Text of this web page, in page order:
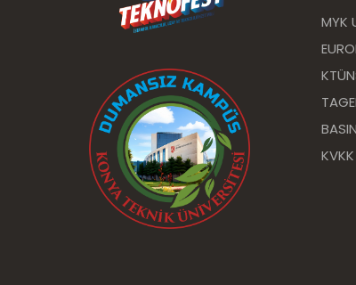
MYK